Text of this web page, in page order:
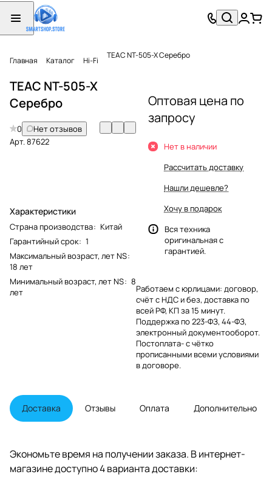
Главная Каталог Hi-Fi TEAC NT-505-X Серебро
TEAC NT-505-X
Серебро
0
Нет отзывов
Арт.87622
Характеристики
Страна производства: Китай
Гарантийный срок: 1
Максимальный возраст, лет NS:
18 лет
Минимальный возраст, лет NS: 8
лет
Оптовая цена по
запросу
Нет в наличии
Рассчитать доставку
Нашли дешевле?
Хочу в подарок
Вся техника
оригинальная с
гарантией.
Работаем с юрлицами: договор,
счёт с НДС и без, доставка по
всей РФ, КП за 15 минут.
Поддержка по 223-ФЗ, 44-ФЗ,
электронный документооборот.
Постоплата- с чётко
прописанными всеми условиями
в договоре.
Доставка Отзывы Оплата Дополнительно
Экономьте время на получении заказа. В интернет-
магазине доступно 4 варианта доставки: